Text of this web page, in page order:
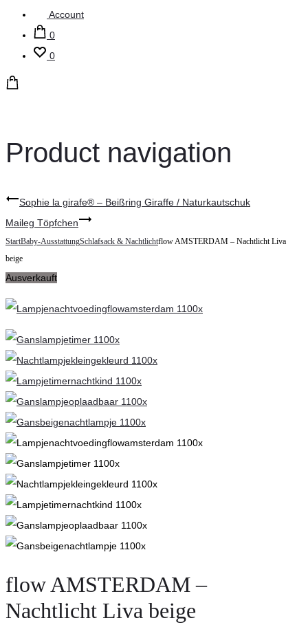
Account
0
0
Product navigation
Sophie la girafe® – Beißring Giraffe / Naturkautschuk
Maileg Töpfchen
StartBaby-AusstattungSchlafsack & Nachtlichtflow AMSTERDAM – Nachtlicht Liva
beige
Ausverkauft
flow AMSTERDAM –
Nachtlicht Liva beige